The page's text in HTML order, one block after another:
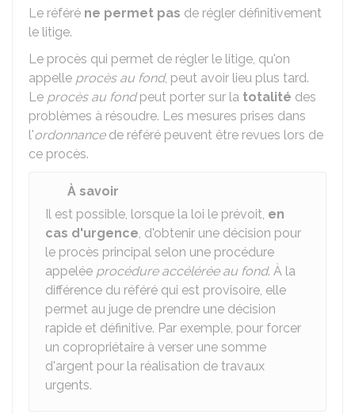
Le référé ne permet pas de régler définitivement
le litige.
Le procès qui permet de régler le litige, qu'on
appelle procès au fond, peut avoir lieu plus tard.
Le procès au fondpeut porter sur la totalité des
problèmes à résoudre. Les mesures prises dans
l'ordonnancede référé peuvent être revues lors de
ce procès.
À savoir
Il est possible, lorsque la loi le prévoit, en
cas d'urgence, d'obtenir une décision pour
le procès principal selon une procédure
appelée procédure accélérée au fond. À la
différence du référé qui est provisoire, elle
permet au juge de prendre une décision
rapide et définitive. Par exemple, pour forcer
un copropriétaire à verser une somme
d'argent pour la réalisation de travaux
urgents.